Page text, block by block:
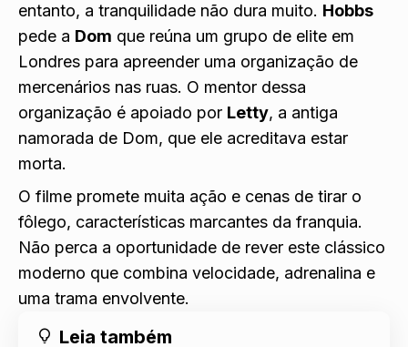
entanto, a tranquilidade não dura muito. Hobbs
pede a Dom que reúna um grupo de elite em
Londres para apreender uma organização de
mercenários nas ruas. O mentor dessa
organização é apoiado por Letty, a antiga
namorada de Dom, que ele acreditava estar
morta.
O filme promete muita ação e cenas de tirar o
fôlego, características marcantes da franquia.
Não perca a oportunidade de rever este clássico
moderno que combina velocidade, adrenalina e
uma trama envolvente.
Leia também